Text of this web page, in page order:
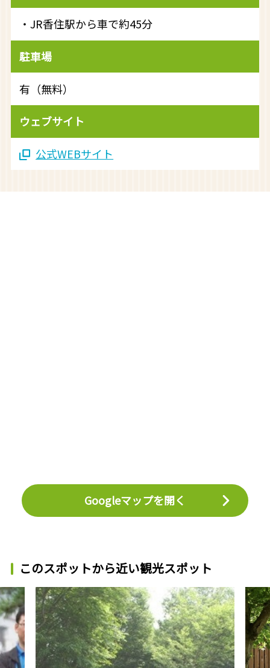
・JR香住駅から車で約45分
駐車場
有（無料）
ウェブサイト
公式WEBサイト
Googleマップを開く
このスポットから近い観光スポット